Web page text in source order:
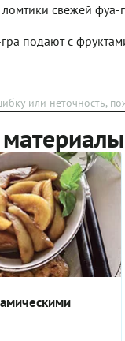
свежей
подают с
или неточность,